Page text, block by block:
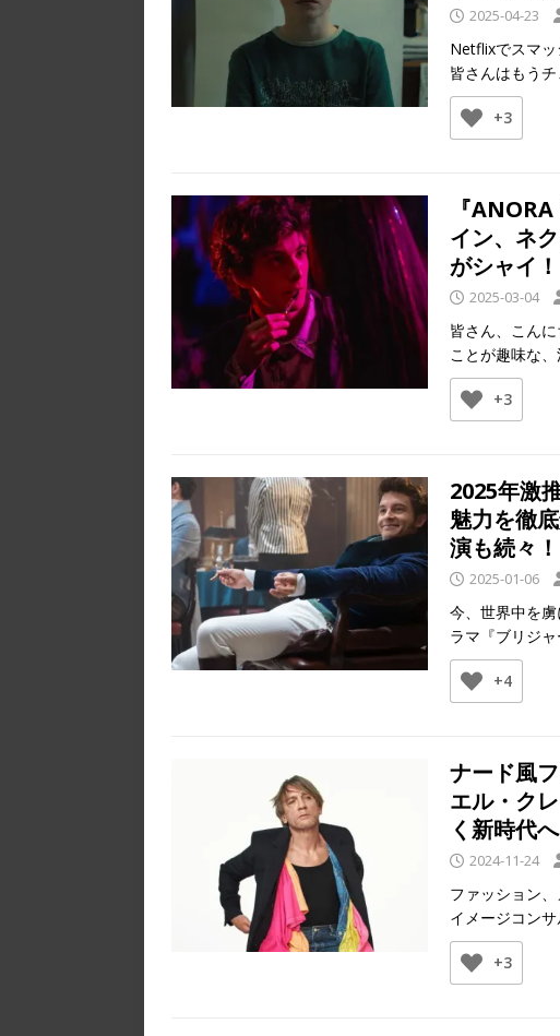
2025-04-23
Netflixでスマッ
皆さんはもう
+3
『
イン、ネ
がシャイ！
2025-03-04
皆さん、こん
ことが趣味な
+3
2025年激
魅力を徹
演も続々！
2025-01-06
今、世界中を
ラマ『ブリジ
+4
ナード風
エル・ク
く新時代へ
2024-11-24
ファッション
イメージコン
+3